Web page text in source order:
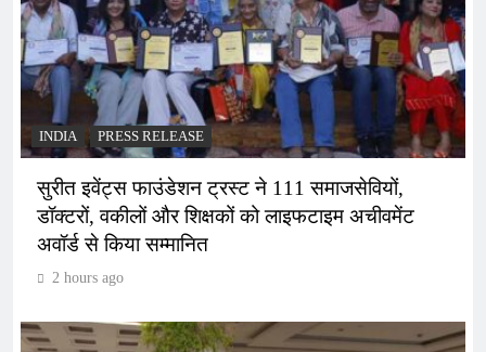
INDIA PRESS RELEASE
सुरीत इवेंट्स फाउंडेशन ट्रस्ट ने 111 समाजसेवियों,
डॉक्टरों, वकीलों और शिक्षकों को लाइफटाइम अचीवमेंट
अवॉर्ड से किया सम्मानित
2 hours ago